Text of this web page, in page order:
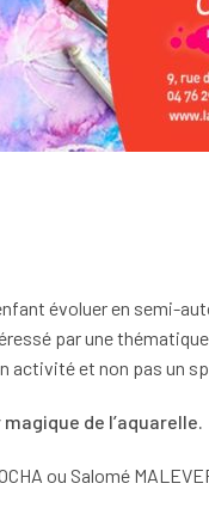
évoluer en semi-
par une
activité et non pas un
de l’aquarelle.
ou Salomé